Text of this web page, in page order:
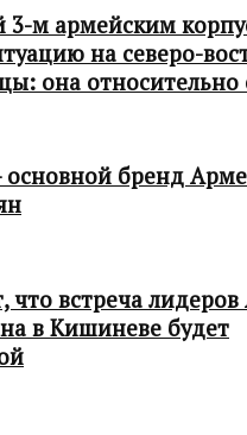
м армейским
на северо-
она относительно
бренд
встреча
в Кишиневе будет